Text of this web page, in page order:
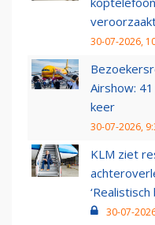
30-07-2026,
Airshow:
keer
30-07-2026,
KLM ziet
‘Realistisch
30-07-